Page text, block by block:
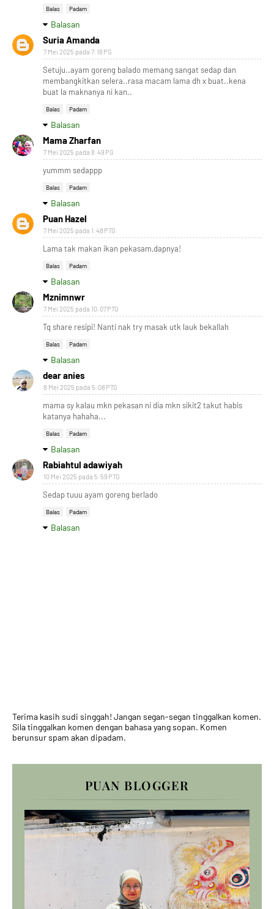
Balas Padam
Balasan
Suria Amanda
7 Mei 2025 pada 7:18 PG
Setuju..ayam goreng balado memang sangat sedap dan
membangkitkan selera..rasa macam lama dh x buat..kena
buat la maknanya ni kan..
Balas Padam
Balasan
Mama Zharfan
7 Mei 2025 pada 8:49 PG
yummm sedappp
Balas Padam
Balasan
Puan Hazel
7 Mei 2025 pada 1:48 PTG
Lama tak makan ikan pekasam,dapnya!
Balas Padam
Balasan
Mznimnwr
7 Mei 2025 pada 10:07 PTG
Tq share resipi! Nanti nak try masak utk lauk bekallah
Balas Padam
Balasan
dear anies
8 Mei 2025 pada 5:08 PTG
mama sy kalau mkn pekasan ni dia mkn sikit2 takut habis
katanya hahaha...
Balas Padam
Balasan
Rabiahtul adawiyah
10 Mei 2025 pada 5:59 PTG
Sedap tuuu ayam goreng berlado
Balas Padam
Balasan
Terima kasih sudi singgah! Jangan segan-segan tinggalkan komen.
Sila tinggalkan komen dengan bahasa yang sopan. Komen
berunsur spam akan dipadam.
PUAN BLOGGER